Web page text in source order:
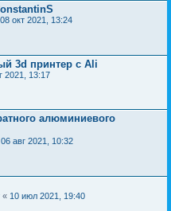
08 окт 2021, 13:24
3d принтер c Ali
2021, 13:17
алюминиевого
06 авг 2021, 10:32
« 10 июл 2021, 19:40